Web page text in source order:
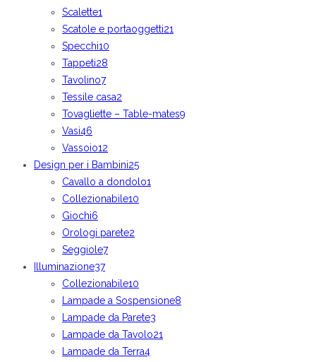
Scalette1
Scatole e portaoggetti21
Specchi10
Tappeti28
Tavolino7
Tessile casa2
Tovagliette – Table-mates9
Vasi46
Vassoio12
Design per i Bambini25
Cavallo a dondolo1
Collezionabile10
Giochi6
Orologi parete2
Seggiole7
Illuminazione37
Collezionabile10
Lampade a Sospensione8
Lampade da Parete3
Lampade da Tavolo21
Lampade da Terra4